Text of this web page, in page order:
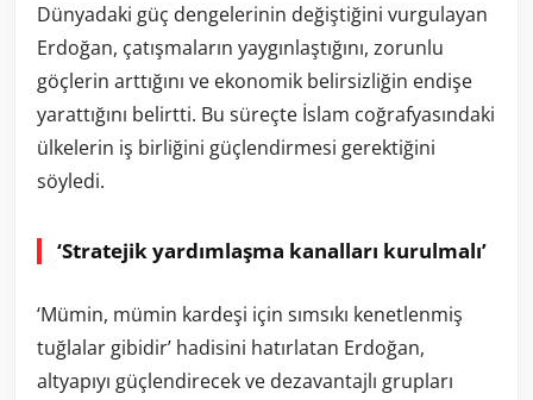
Dünyadaki güç dengelerinin değiştiğini vurgulayan
Erdoğan, çatışmaların yaygınlaştığını, zorunlu
göçlerin arttığını ve ekonomik belirsizliğin endişe
yarattığını belirtti. Bu süreçte İslam coğrafyasındaki
ülkelerin iş birliğini güçlendirmesi gerektiğini
söyledi.
‘Stratejik yardımlaşma kanalları kurulmalı’
‘Mümin, mümin kardeşi için sımsıkı kenetlenmiş
tuğlalar gibidir’ hadisini hatırlatan Erdoğan,
altyapıyı güçlendirecek ve dezavantajlı grupları